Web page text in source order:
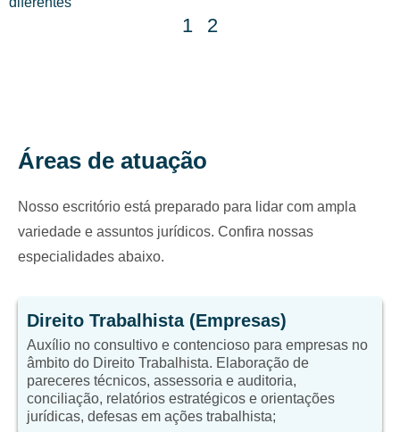
1 2
Áreas de atuação
Nosso escritório está preparado para lidar com ampla
variedade e assuntos jurídicos. Confira nossas
especialidades abaixo.
Direito Trabalhista (Empresas)
Auxílio no consultivo e contencioso para empresas no
âmbito do Direito Trabalhista. Elaboração de
pareceres técnicos, assessoria e auditoria,
conciliação, relatórios estratégicos e orientações
jurídicas, defesas em ações trabalhista;